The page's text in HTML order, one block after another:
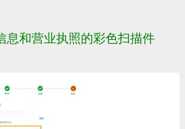
息和营业执照的彩色扫描件